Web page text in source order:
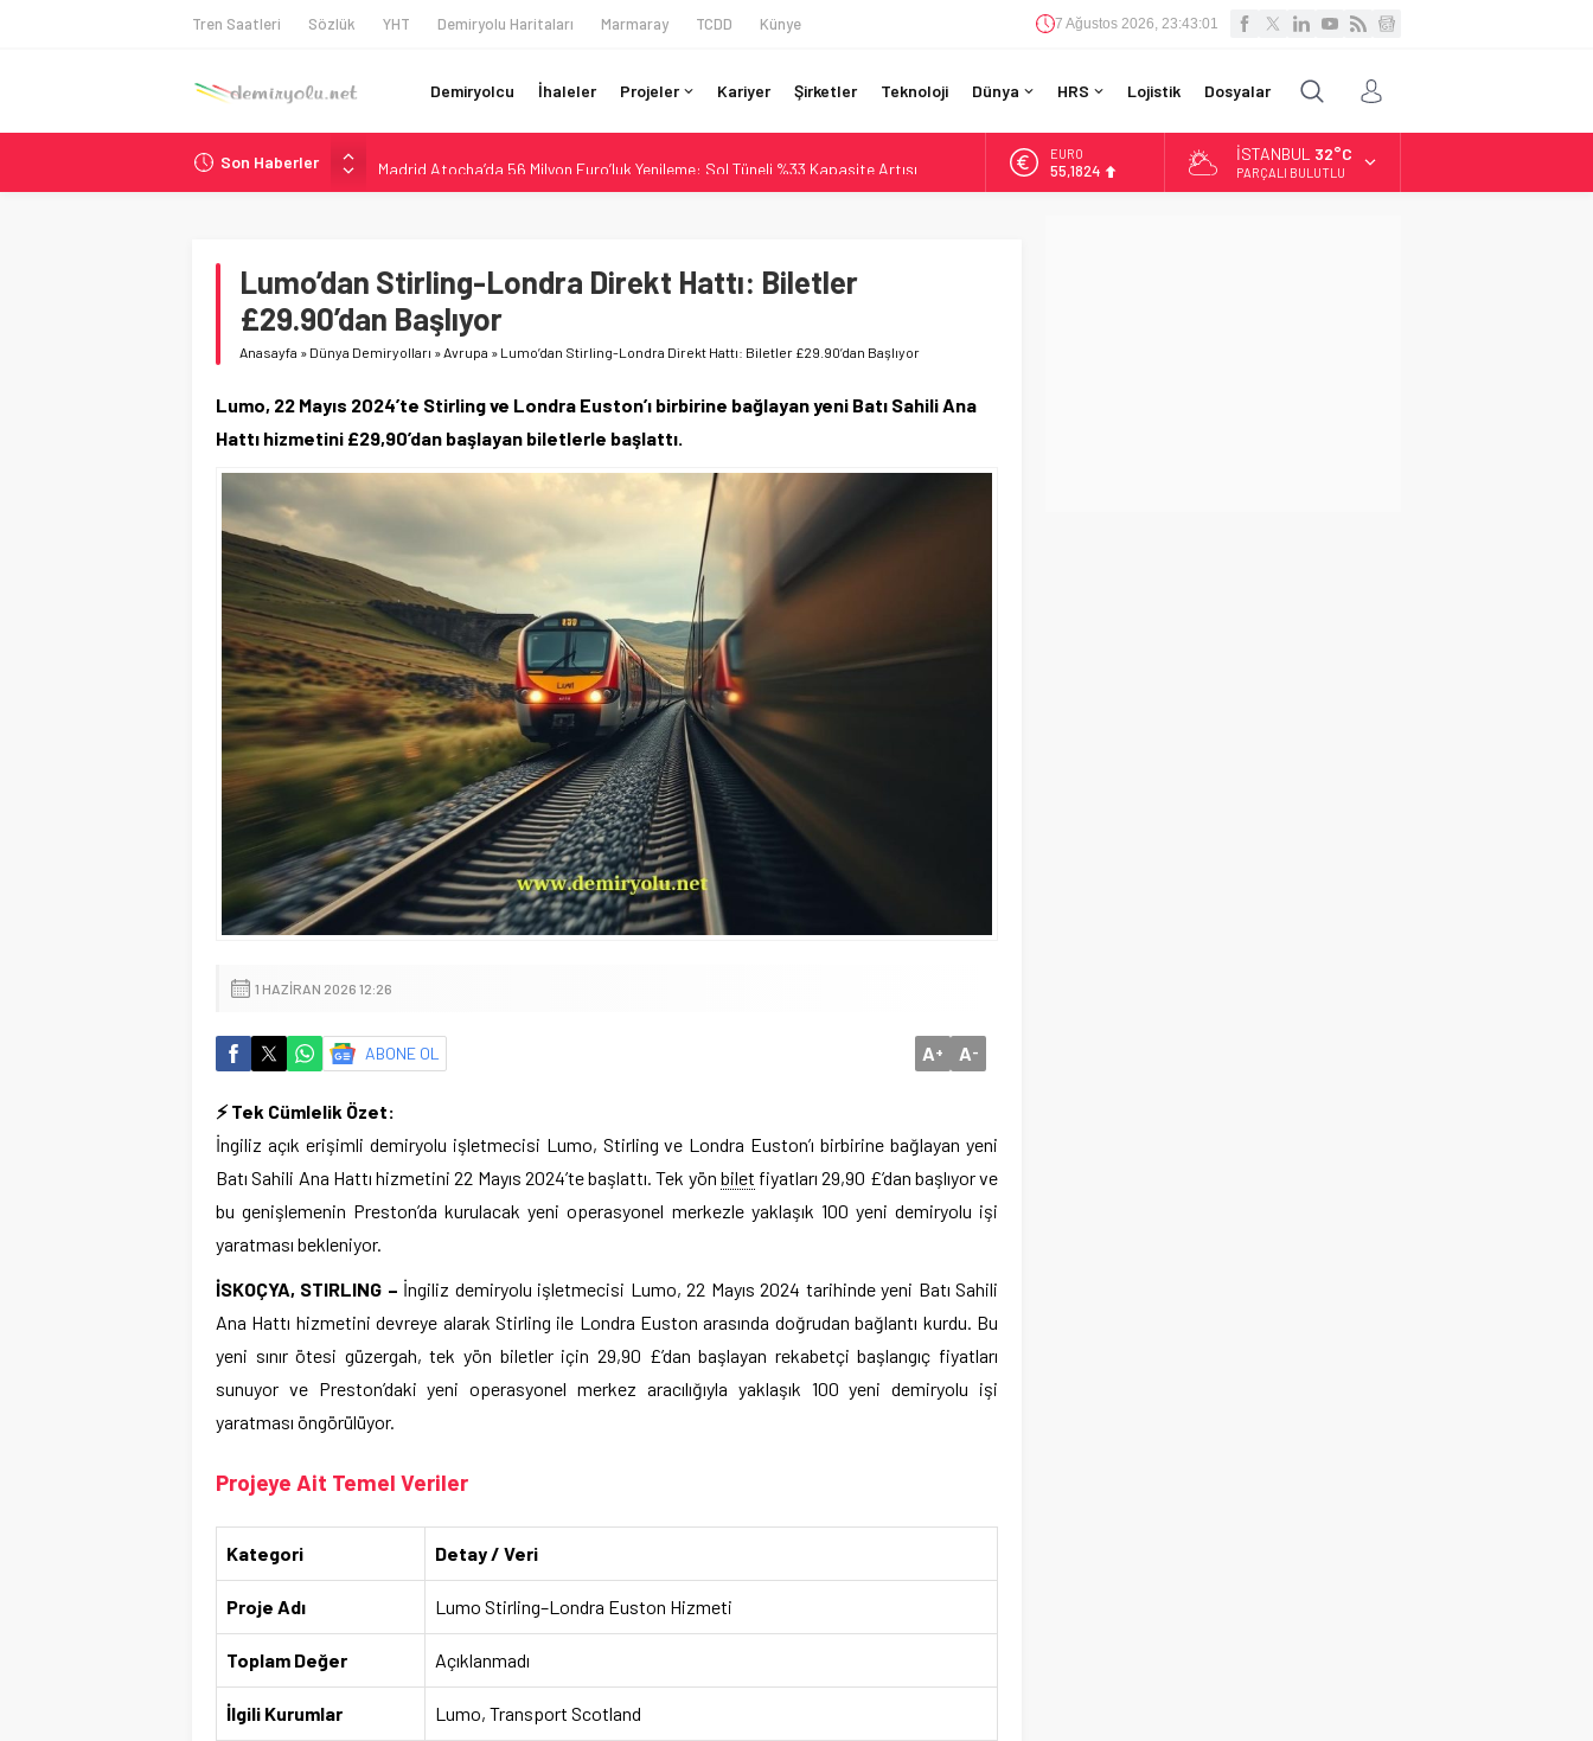
Tren Saatleri Sözlük YHT Demiryolu Haritaları Marmaray TCDD Künye 7 Ağustos 2026, 23:43:02
Demiryolcu İhaleler Projeler Kariyer Şirketler Teknoloji Dünya HRS Lojistik Dosyalar
Son Haberler
Madrid Atocha’da 56 Milyon Euro’luk Yenileme: Sol Tüneli %33 Kapasite Artışı
Çekya ETCS’de Erken Teslim Ama Ulusal Hedef 730 km’ye Düştü
Brescia 426 Milyon Euro’luk Tramvay İnşaatına Başladı
NS, Temmuz 2026’dan İtibaren Koltukta Bagaja Kalıcı Yasak, Ceza Yok
ALTIN
6.662,10
İSTANBUL 32°C
PARÇALI BULUTLU
Lumo’dan Stirling-Londra Direkt Hattı: Biletler
£29.90’dan Başlıyor
Anasayfa » Dünya Demiryolları »Avrupa » Lumo’dan Stirling-Londra Direkt Hattı: Biletler £29.90’dan Başlıyor
Lumo, 22 Mayıs 2024’te Stirling ve Londra Euston’ı birbirine bağlayan yeni Batı Sahili Ana
Hattı hizmetini £29,90’dan başlayan biletlerle başlattı.
1 HAZIRAN 2026 12:26
ABONE OL A+ A-
⚡ Tek Cümlelik Özet:
İngiliz açık erişimli demiryolu işletmecisi Lumo, Stirling ve Londra Euston’ı birbirine bağlayan yeni
Batı Sahili Ana Hattı hizmetini 22 Mayıs 2024’te başlattı. Tek yön bilet fiyatları 29,90 £’dan başlıyor ve
bu genişlemenin Preston’da kurulacak yeni operasyonel merkezle yaklaşık 100 yeni demiryolu işi
yaratması bekleniyor.
İSKOÇYA, STIRLING – İngiliz demiryolu işletmecisi Lumo, 22 Mayıs 2024 tarihinde yeni Batı Sahili
Ana Hattı hizmetini devreye alarak Stirling ile Londra Euston arasında doğrudan bağlantı kurdu. Bu
yeni sınır ötesi güzergah, tek yön biletler için 29,90 £’dan başlayan rekabetçi başlangıç fiyatları
sunuyor ve Preston’daki yeni operasyonel merkez aracılığıyla yaklaşık 100 yeni demiryolu işi
yaratması öngörülüyor.
Projeye Ait Temel Veriler
Kategori Detay / Veri
Proje Adı Lumo Stirling–Londra Euston Hizmeti
Toplam Değer Açıklanmadı
İlgili Kurumlar Lumo, Transport Scotland